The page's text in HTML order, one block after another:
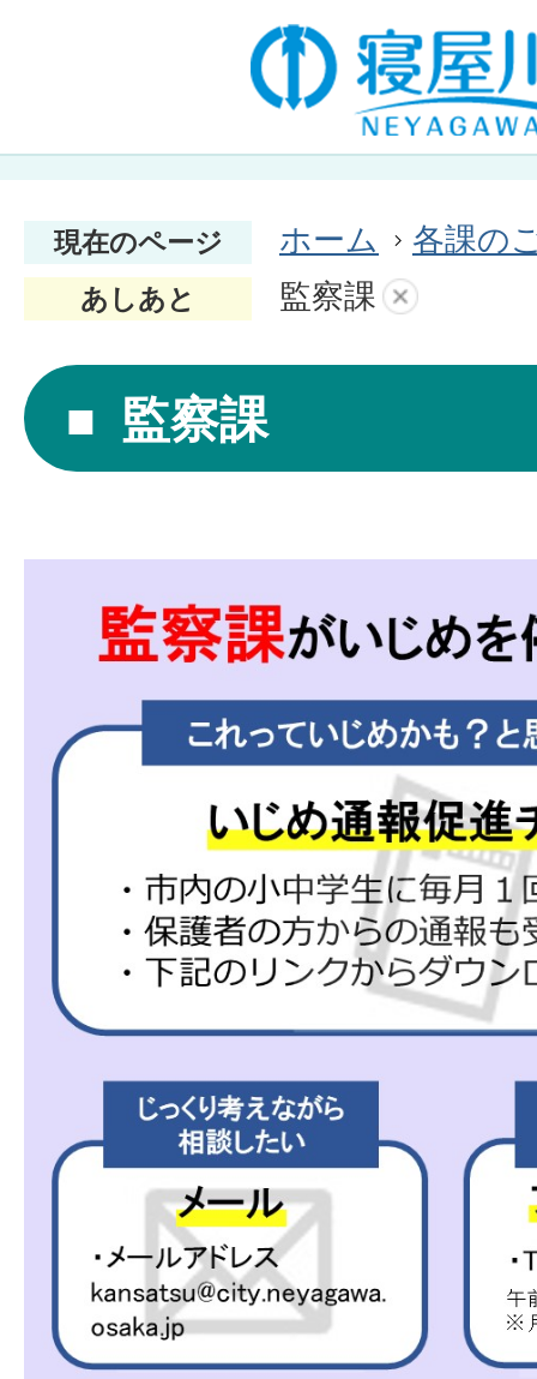
現在のページ ホーム 各課の
あしあと 監察課
監察課